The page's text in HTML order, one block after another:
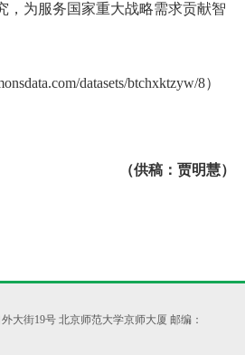
，为服务国家重大战略需求贡献智
datasets/btchxktzyw/8）
（供稿：贾明慧）
大街19号 北京师范大学京师大厦 邮编：